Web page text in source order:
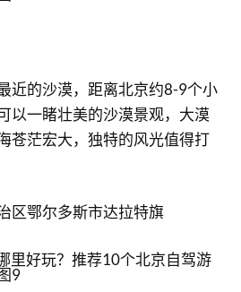
近的沙漠，距离北京约8-9个小
以一睹壮美的沙漠景观，大漠
苍茫宏大，独特的风光值得打
区鄂尔多斯市达拉特旗